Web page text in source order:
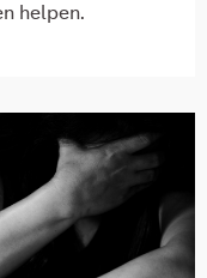
helpen.